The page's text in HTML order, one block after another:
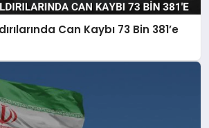
Can Kaybı 73 Bin 381’e